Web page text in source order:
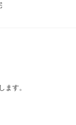
ます。